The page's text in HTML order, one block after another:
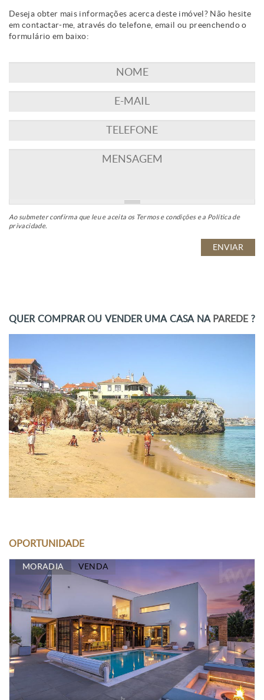
Deseja obter mais informações acerca deste imóvel? Não hesite
em contactar-me, através do telefone, email ou preenchendo o
formulário em baixo:
Ao submeter confirma que leu e aceita os Termos e condiçõese a Política de
privacidade.
QUER COMPRAR OU VENDER UMA CASA NA PAREDE ?
OPORTUNIDADE
MORADIA VENDA